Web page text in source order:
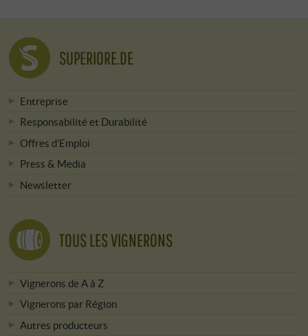
SUPERIORE.DE
Entreprise
Responsabilité et Durabilité
Offres d’Emploi
Press & Media
Newsletter
TOUS LES VIGNERONS
Vignerons de A à Z
Vignerons par Région
Autres producteurs